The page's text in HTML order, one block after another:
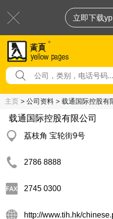
立即下载
主页 > 公司资料 > 载通国际控股有
载通国际控股有限公司
荔枝角 宝轮街9号
2786 8888
2745 0300
http://www.tih.hk/